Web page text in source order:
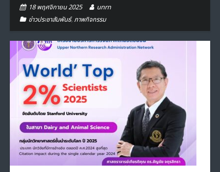
18 พฤศจิกายน 2025
unrn
ข่าวประชาสัมพันธ์,ภาพกิจกรรม